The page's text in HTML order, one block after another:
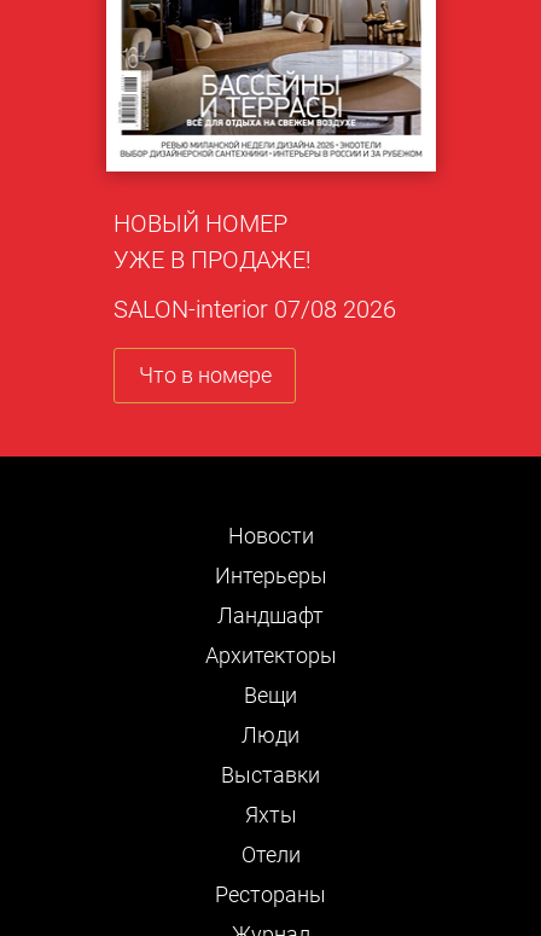
НОВЫЙ НОМЕР
УЖЕ В ПРОДАЖЕ!
SALON-interior 07/08 2026
Что в номере
Новости
Интерьеры
Ландшафт
Архитекторы
Вещи
Люди
Выставки
Яхты
Отели
Рестораны